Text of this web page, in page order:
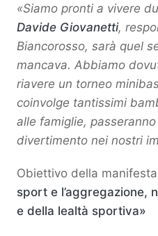
«Siamo pronti a vivere
Davide Giovanetti,
Biancorosso, sarà quel
mancava. Abbiamo
riavere un torneo
coinvolge tantissimi
alle famiglie,
divertimento nei nostri
Obiettivo della
sport e l’aggregazione,
e della lealtà sportiva»